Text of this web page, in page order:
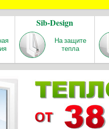
Sib-Design
На защите
тепла